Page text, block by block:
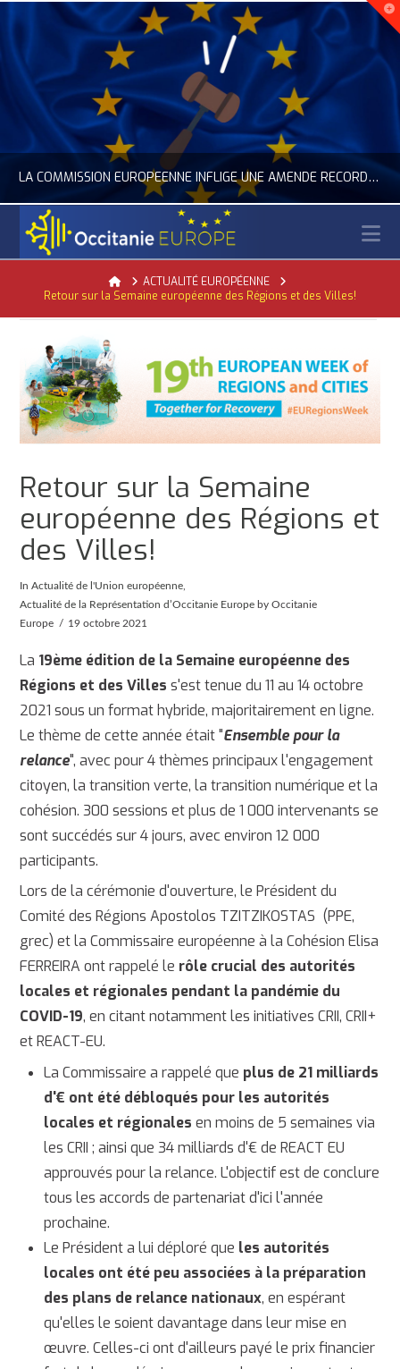
LA COMMISSION EUROPÉENNE INFLIGE UNE AMENDE RECORD À GOOGLE
ACTUALITÉ DE L'UNION EUROPÉENNE, ACTUALITÉ DE LA REPRÉSENTATION D’OCCITANIE EUROPE, NUMÉRIQUE- DIGITAL
HomeACTUALITÉ EUROPÉENNE
Retour sur la Semaine européenne des Régions et des Villes!
Retour sur la Semaine
européenne des Régions et
des Villes!
InActualité de l'Union européenne
Actualité de la Représentation d’Occitanie Europe by Occitanie
Europe
19 octobre 2021
La 19ème édition de la Semaine européenne des
Régions et des Villes s'est tenue du 11 au 14 octobre
2021 sous un format hybride, majoritairement en ligne.
Le thème de cette année était "Ensemble pour la
relance", avec pour 4 thèmes principaux l'engagement
citoyen, la transition verte, la transition numérique et la
cohésion. 300 sessions et plus de 1 000 intervenants se
sont succédés sur 4 jours, avec environ 12 000
participants.
Lors de la cérémonie d'ouverture, le Président du
Comité des Régions Apostolos TZITZIKOSTAS (PPE,
grec) et la Commissaire européenne à la Cohésion Elisa
FERREIRA ont rappelé le rôle crucial des autorités
locales et régionales pendant la pandémie du
COVID-19, en citant notamment les initiatives CRII, CRII+
et REACT-EU.
La Commissaire a rappelé que plus de 21 milliards
d'€ ont été débloqués pour les autorités
locales et régionales en moins de 5 semaines via
les CRII ; ainsi que 34 milliards d'€ de REACT EU
approuvés pour la relance. L'objectif est de conclure
tous les accords de partenariat d'ici l'année
prochaine.
Le Président a lui déploré que les autorités
locales ont été peu associées à la préparation
des plans de relance nationaux, en espérant
qu'elles le soient davantage dans leur mise en
œuvre. Celles-ci ont d'ailleurs payé le prix financier